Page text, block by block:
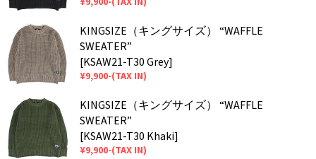
KINGSIZE（キングサイズ） “WAFFLE
SWEATER”
[KSAW21-T30 Grey]
¥9,900-(TAX IN)
KINGSIZE（キングサイズ） “WAFFLE
SWEATER”
[KSAW21-T30 Khaki]
¥9,900-(TAX IN)